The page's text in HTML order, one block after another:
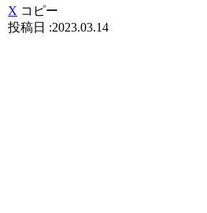
X コピー
2023.03.14